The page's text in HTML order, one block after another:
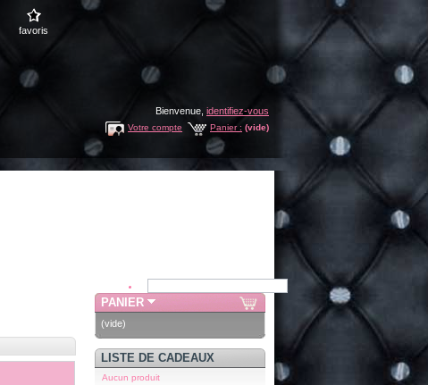
favoris
Bienvenue, identifiez-vous
Panier : (vide)
Votre compte
PANIER
(vide)
LISTE DE CADEAUX
Aucun produit